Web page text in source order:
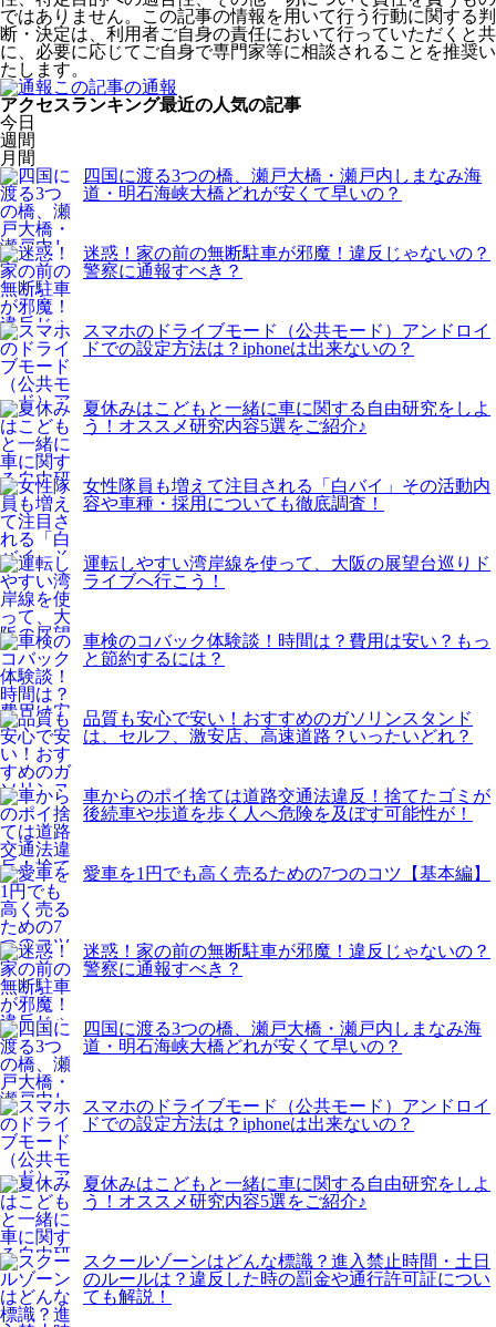
ではありません。この記事の情報を用いて行う行動に関する判
断・決定は、利用者ご自身の責任において行っていただくと共
に、必要に応じてご自身で専門家等に相談されることを推奨い
たします。
この記事の通報
アクセスランキング最近の人気の記事
今日
週間
月間
四国に渡る3つの橋、瀬戸大橋・瀬戸内しまなみ海
道・明石海峡大橋どれが安くて早いの？
迷惑！家の前の無断駐車が邪魔！違反じゃないの？
警察に通報すべき？
スマホのドライブモード（公共モード）アンドロイ
ドでの設定方法は？iphoneは出来ないの？
夏休みはこどもと一緒に車に関する自由研究をしよ
う！オススメ研究内容5選をご紹介♪
女性隊員も増えて注目される「白バイ」その活動内
容や車種・採用についても徹底調査！
運転しやすい湾岸線を使って、大阪の展望台巡りド
ライブへ行こう！
車検のコバック体験談！時間は？費用は安い？もっ
と節約するには？
品質も安心で安い！おすすめのガソリンスタンド
は、セルフ、激安店、高速道路？いったいどれ？
車からのポイ捨ては道路交通法違反！捨てたゴミが
後続車や歩道を歩く人へ危険を及ぼす可能性が！
愛車を1円でも高く売るための7つのコツ【基本編】
迷惑！家の前の無断駐車が邪魔！違反じゃないの？
警察に通報すべき？
四国に渡る3つの橋、瀬戸大橋・瀬戸内しまなみ海
道・明石海峡大橋どれが安くて早いの？
スマホのドライブモード（公共モード）アンドロイ
ドでの設定方法は？iphoneは出来ないの？
夏休みはこどもと一緒に車に関する自由研究をしよ
う！オススメ研究内容5選をご紹介♪
スクールゾーンはどんな標識？進入禁止時間・土日
のルールは？違反した時の罰金や通行許可証につい
ても解説！